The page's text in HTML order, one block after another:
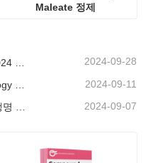
Maleate 정제
2024-09-28
2024-09-11
난징 VIV 전시회에서 지난 GSY 생명 공학 유한 공사 2024-09-07